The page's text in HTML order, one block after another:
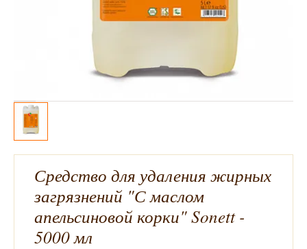
Средство для удаления жирных
загрязнений "С маслом
апельсиновой корки" Sonett -
5000 мл